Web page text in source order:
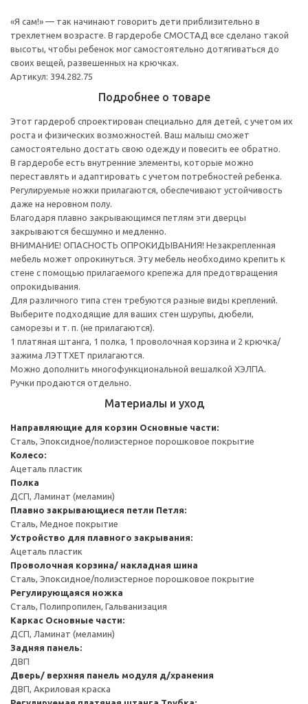
«Я сам!» — так начинают говорить дети приблизительно в
трехлетнем возрасте. В гардеробе СМОСТАД все сделано такой
высоты, чтобы ребенок мог самостоятельно дотягиваться до
своих вещей, развешенных на крючках.
Артикул: 394.282.75
Подробнее о товаре
Этот гардероб спроектирован специально для детей, с учетом их
роста и физических возможностей. Ваш малыш сможет
самостоятельно достать свою одежду и повесить ее обратно.
В гардеробе есть внутренние элементы, которые можно
переставлять и адаптировать с учетом потребностей ребенка.
Регулируемые ножки прилагаются, обеспечивают устойчивость
даже на неровном полу.
Благодаря плавно закрывающимся петлям эти дверцы
закрываются бесшумно и медленно.
ВНИМАНИЕ! ОПАСНОСТЬ ОПРОКИДЫВАНИЯ! Незакрепленная
мебель может опрокинуться. Эту мебель необходимо крепить к
стене с помощью прилагаемого крепежа для предотвращения
опрокидывания.
Для различного типа стен требуются разные виды креплений.
Выберите подходящие для ваших стен шурупы, дюбели,
саморезы и т. п. (не прилагаются).
1 платяная штанга, 1 полка, 1 проволочная корзина и 2 крючка/
зажима ЛЭТТХЕТ прилагаются.
Можно дополнить многофункциональной вешалкой ХЭЛПА.
Ручки продаются отдельно.
Материалы и уход
Направляющие для корзин Основные части:
Сталь, Эпоксидное/полиэстерное порошковое покрытие
Колесо:
Ацеталь пластик
Полка
ДСП, Ламинат (меламин)
Плавно закрывающиеся петли Петля:
Сталь, Медное покрытие
Устройство для плавного закрывания:
Ацеталь пластик
Проволочная корзина/ накладная шина
Сталь, Эпоксидное/полиэстерное порошковое покрытие
Регулирующаяся ножка
Сталь, Полипропилен, Гальванизация
Каркас Основные части:
ДСП, Ламинат (меламин)
Задняя панель:
ДВП
Дверь/ верхняя панель модуля д/хранения
ДВП, Акриловая краска